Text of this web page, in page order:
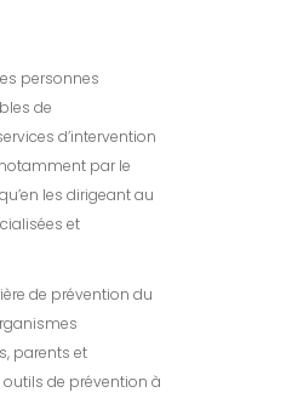
personnes
de
d’intervention
par le
les dirigeant au
et
de prévention du
parents et
de prévention à